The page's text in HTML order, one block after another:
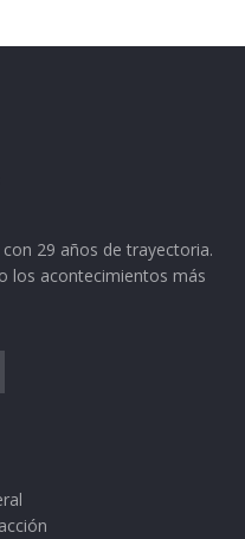
29 años de trayectoria.
los acontecimientos más